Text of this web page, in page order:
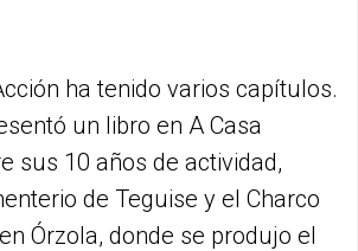
ha tenido varios capítulos.
un libro en A Casa
sus 10 años de actividad,
de Teguise y el Charco
Órzola, donde se produjo el